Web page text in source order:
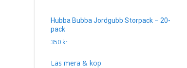
Hubba Bubba Jordgubb Storpack – 20-
pack
350 kr
Läs mera & köp